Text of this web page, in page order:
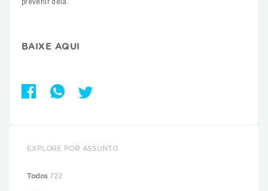
prevenir dela.
BAIXE AQUI
EXPLORE POR ASSUNTO
Todos 722